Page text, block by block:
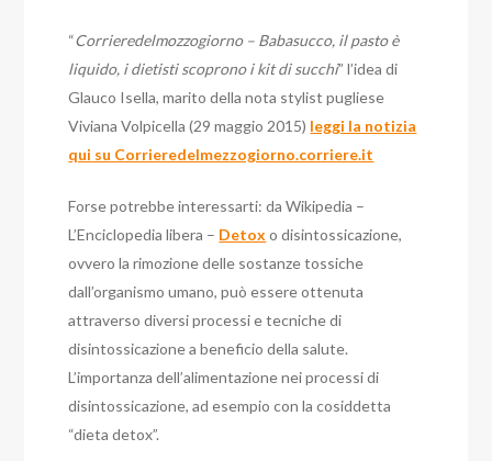
“Corrieredelmozzogiorno – Babasucco, il pasto è
liquido, i dietisti scoprono i kit di succhi” l’idea di
Glauco Isella, marito della nota stylist pugliese
Viviana Volpicella (29 maggio 2015) leggi la notizia
qui su Corrieredelmezzogiorno.corriere.it
Forse potrebbe interessarti: da Wikipedia –
L’Enciclopedia libera – Detox o disintossicazione,
ovvero la rimozione delle sostanze tossiche
dall’organismo umano, può essere ottenuta
attraverso diversi processi e tecniche di
disintossicazione a beneficio della salute.
L’importanza dell’alimentazione nei processi di
disintossicazione, ad esempio con la cosiddetta
“dieta detox”.